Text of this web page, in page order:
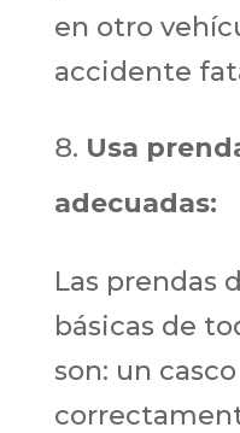
en otro
accidente
Usa
adecuadas:
Las prendas
básicas de
son: un